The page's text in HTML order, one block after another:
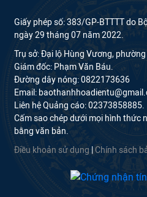
Giấy phép số: 383/GP-BTTTT do
ngày 29 tháng 07 năm 2022.
Trụ sở: Đại lộ Hùng Vương,
Giám đốc: Phạm Văn Báu.
Đường dây nóng: 0822173636
Email:
Liên hệ Quảng cáo: 02373858885.
Cấm sao chép dưới mọi hình thức
bằng văn bản.
Điều khoản sử dụng Chính sách